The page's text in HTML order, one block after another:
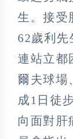
生。接受
62歲利先
連站立都
爾夫球場
成1日徒
向面對肝